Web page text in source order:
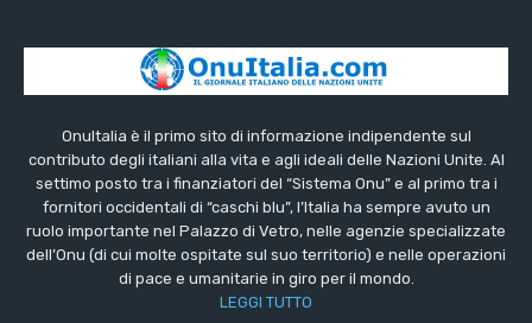
OnuItalia è il primo sito di informazione indipendente sul
contributo degli italiani alla vita e agli ideali delle Nazioni Unite. Al
settimo posto tra i finanziatori del “Sistema Onu” e al primo tra i
fornitori occidentali di “caschi blu”, l’Italia ha sempre avuto un
ruolo importante nel Palazzo di Vetro, nelle agenzie specializzate
dell’Onu (di cui molte ospitate sul suo territorio) e nelle operazioni
di pace e umanitarie in giro per il mondo.
LEGGI TUTTO